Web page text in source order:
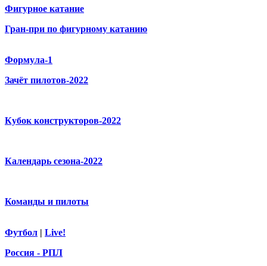
Фигурное катание
Гран-при по фигурному катанию
Формула-1
Зачёт пилотов-2022
Кубок конструкторов-2022
Календарь сезона-2022
Команды и пилоты
Футбол | Live!
Россия - РПЛ